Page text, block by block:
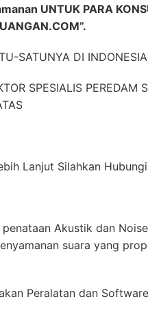
UNTUK PARA
SATUNYA DI INDONESIA
SPESIALIS PEREDAM
Lanjut Silahkan
Akustik dan
suara yang
Peralatan dan